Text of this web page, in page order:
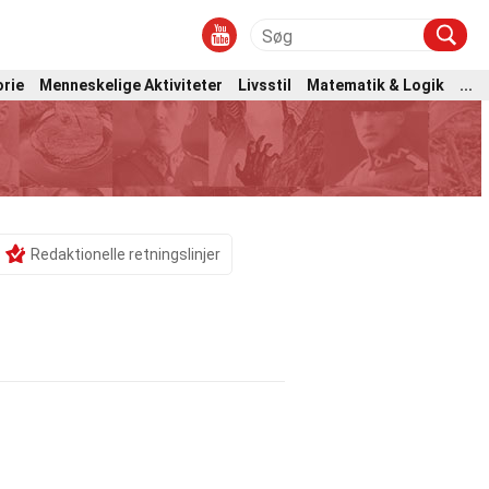
Menneskelige Aktiviteter Livsstil Matematik & Logik ...
Redaktionelle retningslinjer